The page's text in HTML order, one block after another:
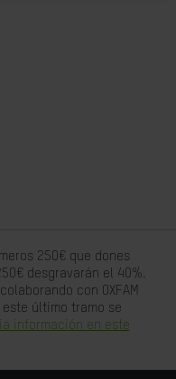
250€ que dones
desgravarán el 40%.
con OXFAM
este último tramo se
información en este